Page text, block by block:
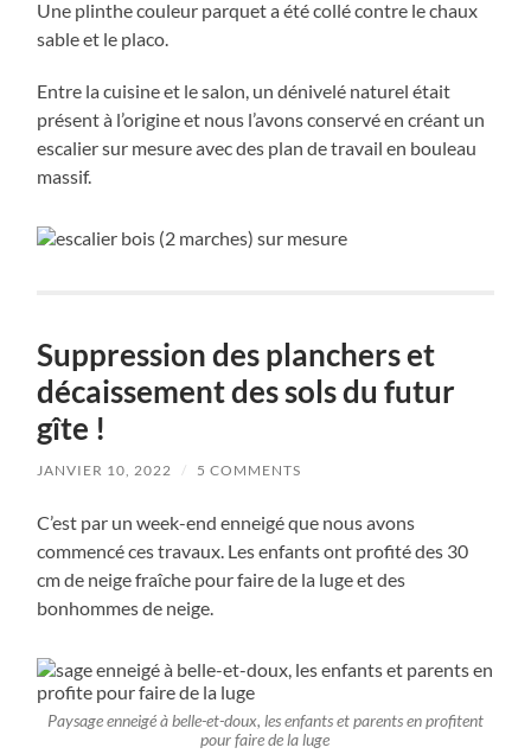
Une plinthe couleur parquet a été collé contre le chaux
sable et le placo.
Entre la cuisine et le salon, un dénivelé naturel était
présent à l’origine et nous l’avons conservé en créant un
escalier sur mesure avec des plan de travail en bouleau
massif.
Suppression des planchers et
décaissement des sols du futur
gîte !
JANVIER 10, 2022 / 5 COMMENTS
C’est par un week-end enneigé que nous avons
commencé ces travaux. Les enfants ont profité des 30
cm de neige fraîche pour faire de la luge et des
bonhommes de neige.
Paysage enneigé à belle-et-doux, les enfants et parents en profitent
pour faire de la luge